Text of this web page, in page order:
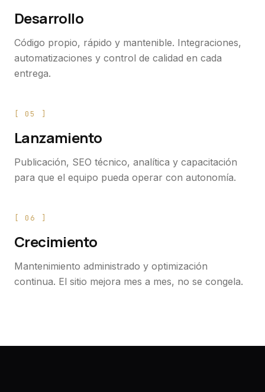
Desarrollo
Código propio, rápido y mantenible. Integraciones,
automatizaciones y control de calidad en cada
entrega.
05
Lanzamiento
Publicación, SEO técnico, analítica y capacitación
para que el equipo pueda operar con autonomía.
06
Crecimiento
Mantenimiento administrado y optimización
continua. El sitio mejora mes a mes, no se congela.